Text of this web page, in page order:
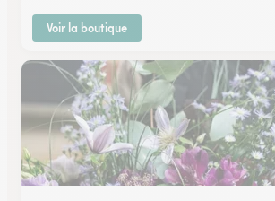
Voir la boutique